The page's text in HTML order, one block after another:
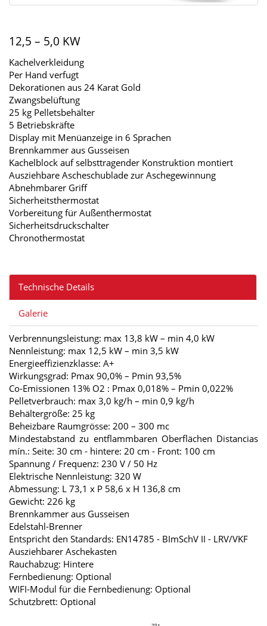
12,5 – 5,0 KW
Kachelverkleidung
Per Hand verfugt
Dekorationen aus 24 Karat Gold
Zwangsbelüftung
25 kg Pelletsbehälter
5 Betriebskräfte
Display mit Menüanzeige in 6 Sprachen
Brennkammer aus Gusseisen
Kachelblock auf selbsttragender Konstruktion montiert
Ausziehbare Ascheschublade zur Aschegewinnung
Abnehmbarer Griff
Sicherheitsthermostat
Vorbereitung für Außenthermostat
Sicherheitsdruckschalter
Chronothermostat
Technische Details
Galerie
Verbrennungsleistung: max 13,8 kW – min 4,0 kW
Nennleistung: max 12,5 kW – min 3,5 kW
Energieeffizienzklasse: A+
Wirkungsgrad: Pmax 90,0% – Pmin 93,5%
Co-Emissionen 13% O2 : Pmax 0,018% – Pmin 0,022%
Pelletverbrauch: max 3,0 kg/h – min 0,9 kg/h
Behältergröße: 25 kg
Beheizbare Raumgrösse: 200 – 300 mc
Mindestabstand zu entflammbaren Oberflächen Distancias
mín.: Seite: 30 cm - hintere: 20 cm - Front: 100 cm
Spannung / Frequenz: 230 V / 50 Hz
Elektrische Nennleistung: 320 W
Abmessung: L 73,1 x P 58,6 x H 136,8 cm
Gewicht: 226 kg
Brennkammer aus Gusseisen
Edelstahl-Brenner
Entspricht den Standards: EN14785 - BImSchV II - LRV/VKF
Ausziehbarer Aschekasten
Rauchabzug: Hintere
Fernbedienung: Optional
WIFI-Modul für die Fernbedienung: Optional
Schutzbrett: Optional